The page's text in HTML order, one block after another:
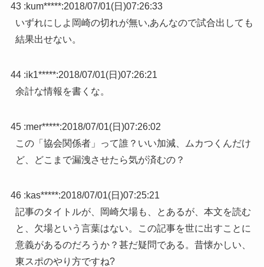
43 :kum*****:2018/07/01(日)07:26:33
いずれにしよ岡崎の切れが無い,あんなので試合出しても
結果出せない。
44 :ik1*****:2018/07/01(日)07:26:21
余計な情報を書くな。
45 :mer*****:2018/07/01(日)07:26:02
この「協会関係者」って誰？いい加減、ムカつくんだけ
ど、どこまで漏洩させたら気が済むの？
46 :kas*****:2018/07/01(日)07:25:21
記事のタイトルが、岡崎欠場も、とあるが、本文を読む
と、欠場という言葉はない。この記事を世に出すことに
意義があるのだろうか？甚だ疑問である。昔懐かしい、
東スポのやり方ですね?